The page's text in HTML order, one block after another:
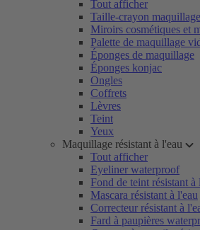
Tout afficher
Taille-crayon maquillage
Miroirs cosmétiques et
Palette de maquillage
Éponges de maquillage
Éponges konjac
Ongles
Coffrets
Lèvres
Teint
Yeux
Maquillage résistant à l'eau
Tout afficher
Eyeliner waterproof
Fond de teint résistant à
Mascara résistant à l'eau
Correcteur résistant à
Fard à paupières